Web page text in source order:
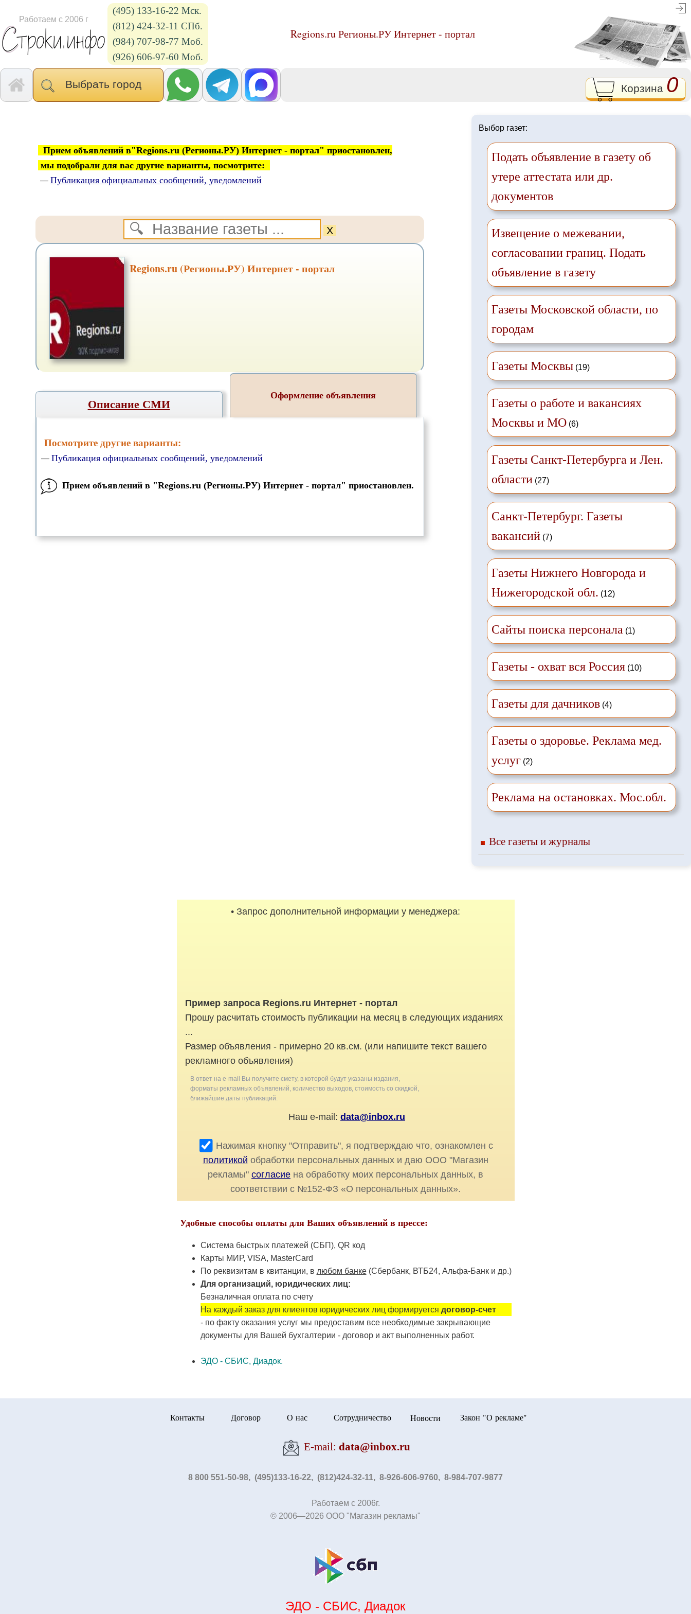
Работаем с 2006 г
(495) 133-16-22 Мск.
(812) 424-32-11 СПб.
(984) 707-98-77 Моб.
(926) 606-97-60 Моб.
Regions.ru Регионы.РУ Интернет - портал
Выбрать город Корзина 0
Прием объявлений в"Regions.ru (Регионы.РУ) Интернет - портал" приостановлен,
мы подобрали для вас другие варианты, посмотрите:
— Публикация официальных сообщений, уведомлений
Х
Regions.ru (Регионы.РУ) Интернет - портал
Оформление объявления
Описание СМИ
Посмотрите другие варианты:
— Публикация официальных сообщений, уведомлений
Прием объявлений в "Regions.ru (Регионы.РУ) Интернет - портал" приостановлен.
Выбор газет:
Подать объявление в газету об
утере аттестата или др.
документов
Извещение о межевании,
согласовании границ. Подать
объявление в газету
Газеты Московской области, по
городам
Газеты Москвы(19)
Газеты о работе и вакансиях
Москвы и МО(6)
Газеты Санкт-Петербурга и Лен.
области(27)
Санкт-Петербург. Газеты
вакансий(7)
Газеты Нижнего Новгорода и
Нижегородской обл. (12)
Сайты поиска персонала(1)
Газеты - охват вся Россия(10)
Газеты для дачников(4)
Газеты о здоровье. Реклама мед.
услуг(2)
Реклама на остановках. Мос.обл.
Все газеты и журналы
• Запрос дополнительной информации у менеджера:
Пример запроса Regions.ru Интернет - портал
Прошу расчитать стоимость публикации на месяц в следующих изданиях
...
Размер объявления - примерно 20 кв.см. (или напишите текст вашего
рекламного объявления)
В ответ на e-mail Вы получите смету, в которой будут указаны издания,
форматы рекламных объявлений, количество выходов, стоимость со скидкой,
ближайшие даты публикаций.
Наш e-mail: data@inbox.ru
Нажимая кнопку "Отправить", я подтверждаю что, ознакомлен с
политикой обработки персональных данных и даю ООО "Магазин
рекламы" согласие на обработку моих персональных данных, в
соответствии с №152-ФЗ «О персональных данных».
Удобные способы оплаты для Ваших объявлений в прессе:
Система быстрых платежей (СБП), QR код
Карты МИР, VISA, MasterCard
По реквизитам в квитанции, в любом банке(Сбербанк, ВТБ24, Альфа-Банк и др.)
Для организаций, юридических лиц:
Безналичная оплата по счету
На каждый заказ для клиентов юридических лиц формируется договор-счет
- по факту оказания услуг мы предоставим все необходимые закрывающие
документы для Вашей бухгалтерии - договор и акт выполненных работ.
ЭДО - СБИС, Диадок.
Контакты Договор О нас Сотрудничество Новости Закон "О рекламе"
Е-mail: data@inbox.ru
8 800 551-50-98, (495)133-16-22, (812)424-32-11, 8-926-606-9760, 8-984-707-9877
Работаем с 2006г.
© 2006—2026 OOO "Магазин рекламы"
ЭДО - СБИС, Диадок